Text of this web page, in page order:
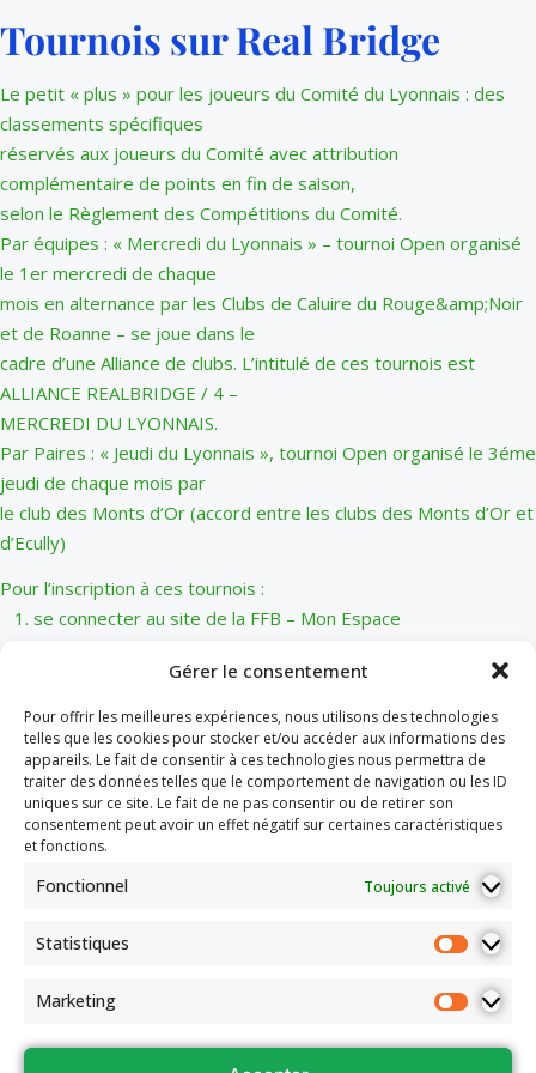
Gérer le consentement
Pour offrir les meilleures expériences, nous utilisons des technologies
telles que les cookies pour stocker et/ou accéder aux informations des
appareils. Le fait de consentir à ces technologies nous permettra de
traiter des données telles que le comportement de navigation ou les ID
uniques sur ce site. Le fait de ne pas consentir ou de retirer son
consentement peut avoir un effet négatif sur certaines caractéristiques
et fonctions.
Fonctionnel Toujours activé
Statistiques
Marketing
Tournois sur Real Bridge
Le petit « plus » pour les joueurs du Comité du Lyonnais : des
classements spécifiques
réservés aux joueurs du Comité avec attribution
complémentaire de points en fin de saison,
selon le Règlement des Compétitions du Comité.
Par équipes : « Mercredi du Lyonnais » – tournoi Open organisé
le 1er mercredi de chaque
mois en alternance par les Clubs de Caluire du Rouge&amp;Noir
et de Roanne – se joue dans le
cadre d’une Alliance de clubs. L’intitulé de ces tournois est
ALLIANCE REALBRIDGE / 4 –
MERCREDI DU LYONNAIS.
Par Paires : « Jeudi du Lyonnais », tournoi Open organisé le 3éme
jeudi de chaque mois par
le club des Monts d’Or (accord entre les clubs des Monts d’Or et
d’Ecully)
Pour l’inscription à ces tournois :
1. se connecter au site de la FFB – Mon Espace
+S’INSCRIRE puis Tournois
de club
3. choisir le club support du tournoi,
1. Caluire, Rouge et Noir ou Roanne, selon le calendrier,
pour « Mercredi du
Lyonnais »
2. Monts d’Or pour « Jeudi du Lyonnais »
4. choisir En ligne et, pour affiner la recherche indiquer la Date à
5. le tournoi s’affiche, choisir enfin S’INSCRIRE